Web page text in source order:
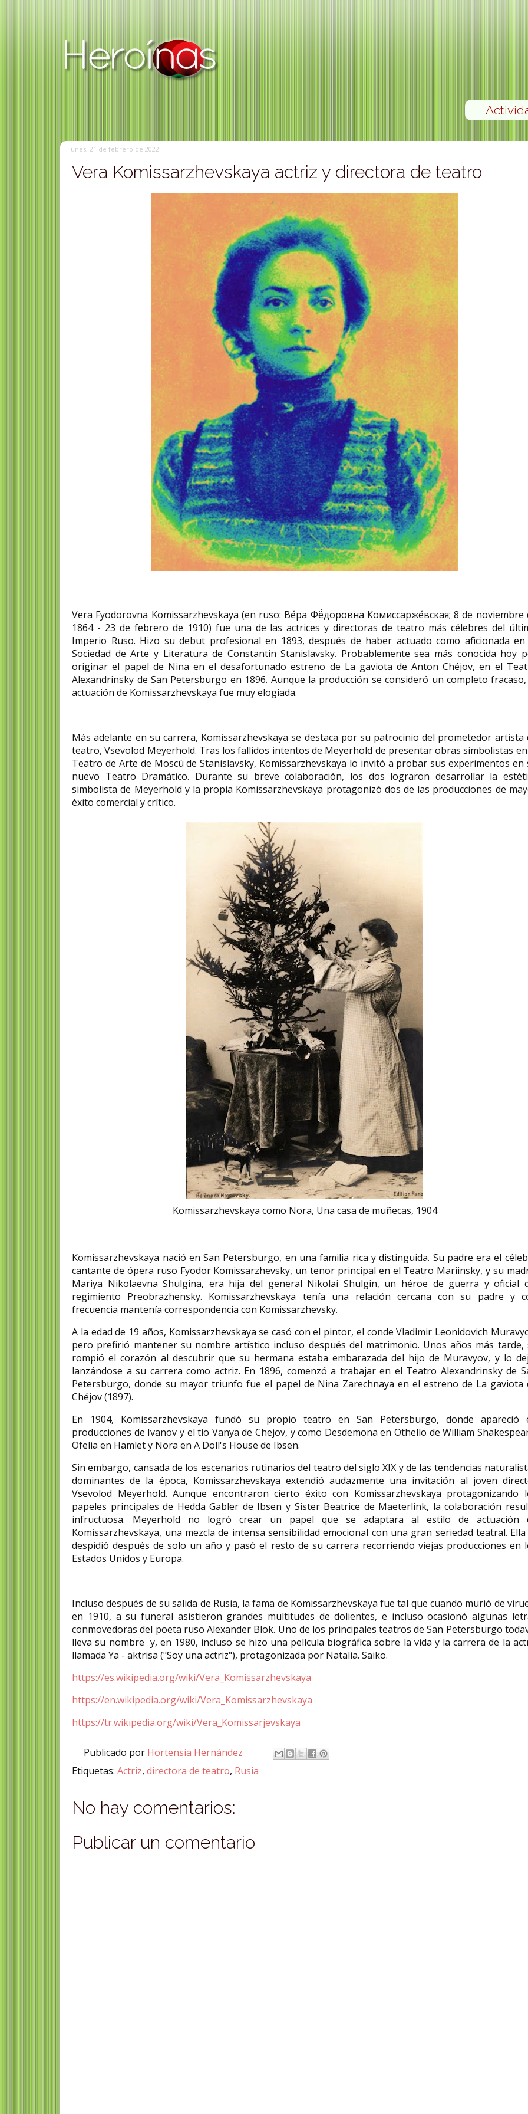
lunes, 21 de febrero de 2022
Vera Komissarzhevskaya actriz y directora de teatro
Vera Fyodorovna Komissarzhevskaya (en ruso: Ве́ра Фё́доровна Комиссарже́вская; 8 de noviembre
1864 - 23 de febrero de 1910) fue una de las actrices y directoras de teatro más célebres del
Imperio Ruso. Hizo su debut profesional en 1893, después de haber actuado como aficionada en
Sociedad de Arte y Literatura de Constantin Stanislavsky. Probablemente sea más conocida hoy
originar el papel de Nina en el desafortunado estreno de La gaviota de Anton Chéjov, en el
Alexandrinsky de San Petersburgo en 1896. Aunque la producción se consideró un completo
actuación de Komissarzhevskaya fue muy elogiada.
Más adelante en su carrera, Komissarzhevskaya se destaca por su patrocinio del prometedor artista
teatro, Vsevolod Meyerhold. Tras los fallidos intentos de Meyerhold de presentar obras simbolistas
Teatro de Arte de Moscú de Stanislavsky, Komissarzhevskaya lo invitó a probar sus experimentos en
nuevo Teatro Dramático. Durante su breve colaboración, los dos lograron desarrollar la
simbolista de Meyerhold y la propia Komissarzhevskaya protagonizó dos de las producciones de
éxito comercial y crítico.
Komissarzhevskaya como Nora, Una casa de muñecas, 1904
Komissarzhevskaya nació en San Petersburgo, en una familia rica y distinguida. Su padre era el
cantante de ópera ruso Fyodor Komissarzhevsky, un tenor principal en el Teatro Mariinsky, y su
Mariya Nikolaevna Shulgina, era hija del general Nikolai Shulgin, un héroe de guerra y oficial
regimiento Preobrazhensky. Komissarzhevskaya tenía una relación cercana con su padre y
frecuencia mantenía correspondencia con Komissarzhevsky.
A la edad de 19 años, Komissarzhevskaya se casó con el pintor, el conde Vladimir Leonidovich
pero prefirió mantener su nombre artístico incluso después del matrimonio. Unos años más tarde,
rompió el corazón al descubrir que su hermana estaba embarazada del hijo de Muravyov, y lo
lanzándose a su carrera como actriz. En 1896, comenzó a trabajar en el Teatro Alexandrinsky de
Petersburgo, donde su mayor triunfo fue el papel de Nina Zarechnaya en el estreno de La gaviota
Chéjov (1897).
En 1904, Komissarzhevskaya fundó su propio teatro en San Petersburgo, donde apareció
producciones de Ivanov y el tío Vanya de Chejov, y como Desdemona en Othello de William
Ofelia en Hamlet y Nora en A Doll's House de Ibsen.
Sin embargo, cansada de los escenarios rutinarios del teatro del siglo XIX y de las tendencias
dominantes de la época, Komissarzhevskaya extendió audazmente una invitación al joven
Vsevolod Meyerhold. Aunque encontraron cierto éxito con Komissarzhevskaya protagonizando
papeles principales de Hedda Gabler de Ibsen y Sister Beatrice de Maeterlink, la colaboración
infructuosa. Meyerhold no logró crear un papel que se adaptara al estilo de actuación
Komissarzhevskaya, una mezcla de intensa sensibilidad emocional con una gran seriedad teatral.
despidió después de solo un año y pasó el resto de su carrera recorriendo viejas producciones en
Estados Unidos y Europa.
Incluso después de su salida de Rusia, la fama de Komissarzhevskaya fue tal que cuando murió de
en 1910, a su funeral asistieron grandes multitudes de dolientes, e incluso ocasionó algunas
conmovedoras del poeta ruso Alexander Blok. Uno de los principales teatros de San Petersburgo
lleva su nombre y, en 1980, incluso se hizo una película biográfica sobre la vida y la carrera de la
llamada Ya - aktrisa ("Soy una actriz"), protagonizada por Natalia. Saiko.
https://es.wikipedia.org/wiki/Vera_Komissarzhevskaya
https://en.wikipedia.org/wiki/Vera_Komissarzhevskaya
https://tr.wikipedia.org/wiki/Vera_Komissarjevskaya
Publicado por Hortensia Hernández
Etiquetas:Actriz,directora de teatro, Rusia
No hay comentarios:
Publicar un comentario
gallega
Carmen Pura Vázquez Iglesias
(Orense, 31 de marzo de 1918 - id.,
25 de julio de 2006) fue una...
Asunción Madera
Gran Canaria, 1901-
más conocida como